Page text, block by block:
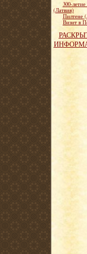
300-
(Латвия)
Пилтене
Визит в